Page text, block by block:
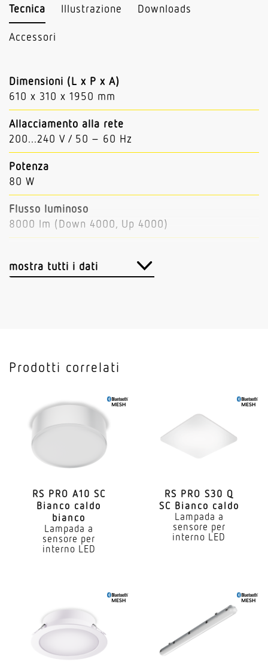
Tecnica Illustrazione Downloads
Accessori
Dimensioni (L x P x A)
610 x 310 x 1950 mm
Allacciamento alla rete
200...240 V / 50 – 60 Hz
Potenza
80 W
Flusso luminoso
8000 lm (Down 4000, Up 4000)
100 lm/W
Dimming Touch e Dim
Emissione diretta/indiretta regolabile
Temperatura di colore
Scostamento cromatico LED
Indice di resa cromatica CRI
Con lampadina
Si, LED-System
mostra tutti i dati
Prodotti correlati
RS PRO A10 SC
Bianco caldo
bianco
Lampada a
sensore per
interno LED
RS PRO S30 Q
SC Bianco caldo
Lampada a
sensore per
interno LED